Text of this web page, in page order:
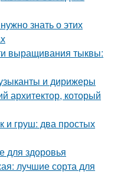
знать о этих
выращивания тыквы:
и дирижеры
архитектор, который
и груш: два простых
для здоровья
лучшие сорта для